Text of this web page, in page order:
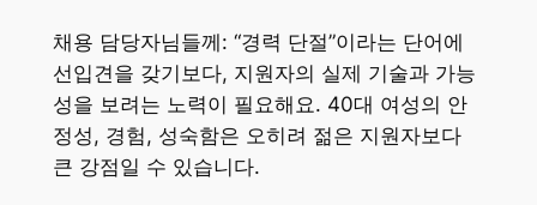
채용 담당자님들께: “경력 단절”이라는 단어에
선입견을 갖기보다, 지원자의 실제 기술과 가능
성을 보려는 노력이 필요해요. 40대 여성의 안
정성, 경험, 성숙함은 오히려 젊은 지원자보다
큰 강점일 수 있습니다.